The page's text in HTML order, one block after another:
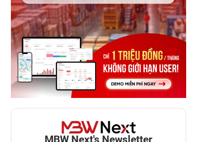
MBW Next's Newsletter